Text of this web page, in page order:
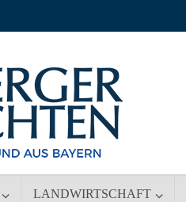
LANDWIRTSCHAFT